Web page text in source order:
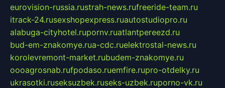
eurovision-russia.rustrah-news.rufreeride-team.ru
itrack-24.rusexshopexpress.ruautostudiopro.ru
alabuga-cityhotel.rupornv.ruatlantpereezd.ru
bud-em-znakomye.rua-cdc.ruelektrostal-news.ru
korolevremont-market.rubudem-znakomye.ru
oooagrosnab.rufpodaso.ruemfire.rupro-otdelky.ru
ukrasotki.ruseksuzbek.ruseks-uzbek.ruporno-vk.ru